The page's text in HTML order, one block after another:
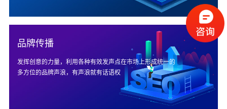
品牌传播
发挥创意的力量，利用各种有效发声点在市场上形成统一的
多方位的品牌声浪，有声浪就有话语权